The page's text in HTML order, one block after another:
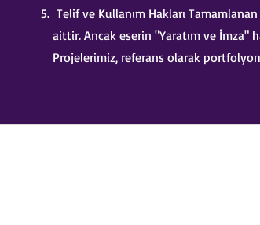
Telif ve Kullanım Hakları
aittir. Ancak eserin "Yaratım ve İmza"
Projelerimiz, referans olarak